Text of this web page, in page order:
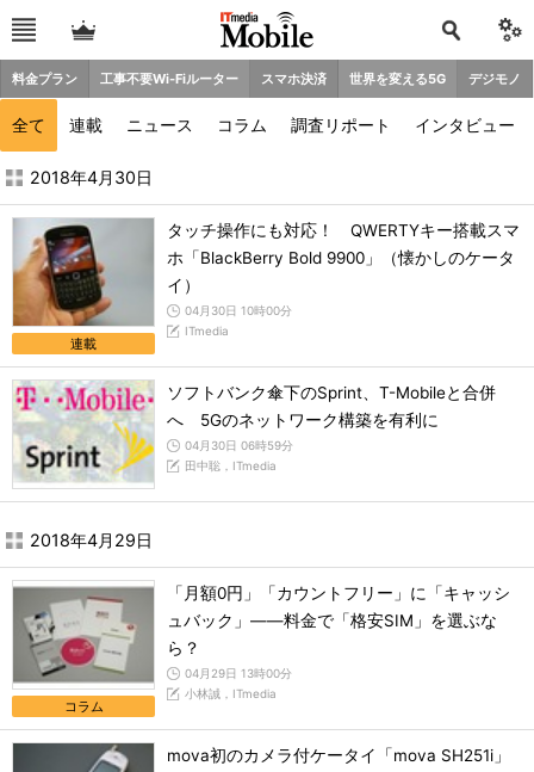
料金プラン 工事不要Wi-Fiルーター スマホ決済 世界を変える5G デジモノ
全て 連載 ニュース コラム 調査リポート インタビュー
2018年4月の記事一覧 - ITmedia Mobile
2018年4月30日
連載
タッチ操作にも対応！ QWERTYキー搭載スマ
ホ「BlackBerry Bold 9900」（懐かしのケータ
イ）
04月30日 10時00分
ITmedia
ソフトバンク傘下のSprint、T-Mobileと合併
へ 5Gのネットワーク構築を有利に
04月30日 06時59分
田中聡，ITmedia
2018年4月29日
コラム
「月額0円」「カウントフリー」に「キャッシ
ュバック」――料金で「格安SIM」を選ぶな
ら？
04月29日 13時00分
小林誠，ITmedia
mova初のカメラ付ケータイ「mova SH251i」